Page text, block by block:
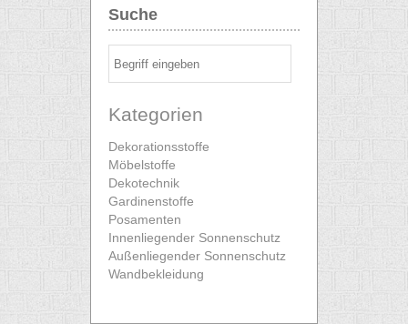
Suche
Kategorien
Dekorationsstoffe
Möbelstoffe
Dekotechnik
Gardinenstoffe
Posamenten
Innenliegender Sonnenschutz
Außenliegender Sonnenschutz
Wandbekleidung